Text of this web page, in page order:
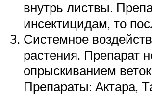
внутрь листвы.
инсектицидам, то
Системное
растения. Препарат
опрыскиванием
Препараты: Актара,